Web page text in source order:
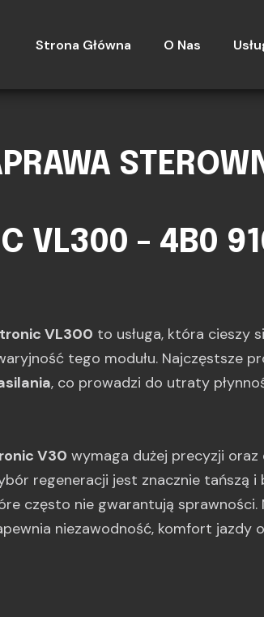
Strona Główna O Nas
VL300 - 4B0
VL300 to usługa, która cieszy
tego modułu. Najczęstsze
, co prowadzi do utraty
V30 wymaga dużej precyzji oraz
regeneracji jest znacznie tańszą i
często nie gwarantują sprawności.
niezawodność, komfort jazdy